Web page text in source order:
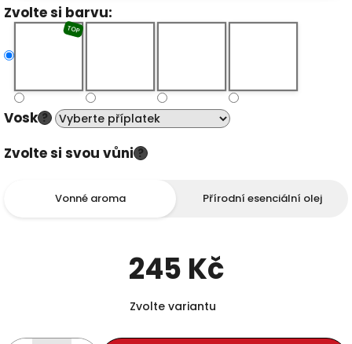
Zvolte si barvu:
TOP
Vosk ?
Zvolte si svou vůni ?
Vonné aroma Přírodní esenciální olej
245 Kč
Zvolte variantu